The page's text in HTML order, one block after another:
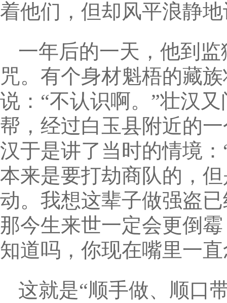
着他们，但却风平浪静
一年后的一天，他到
咒。有个身材魁梧的藏
说：“不认识啊。”壮汉
帮，经过白玉县附近的
汉于是讲了当时的情境
本来是要打劫商队的，
动。我想这辈子做强盗
那今生来世一定会更倒
知道吗，你现在嘴里一
这就是“顺手做、顺口